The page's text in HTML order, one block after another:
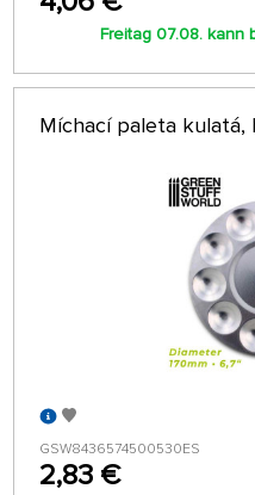
Freitag 07.08. kann
Míchací paleta kulatá,
GSW8436574500530ES
2,83 €